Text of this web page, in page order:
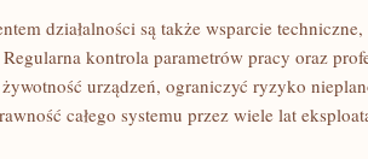
działalności są także wsparcie
kontrola parametrów pracy oraz
urządzeń, ograniczyć ryzyko
całego systemu przez wiele lat